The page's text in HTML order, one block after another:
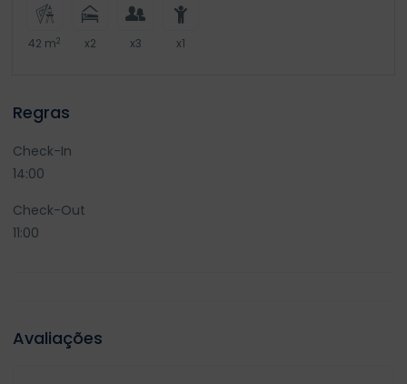
42 m2 x2 x3 x1
Regras
Check-In
14:00
Check-Out
11:00
Avaliações